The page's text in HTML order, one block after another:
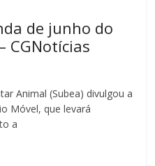
de junho do
CGNotícias
Animal (Subea) divulgou a
Móvel, que levará
a